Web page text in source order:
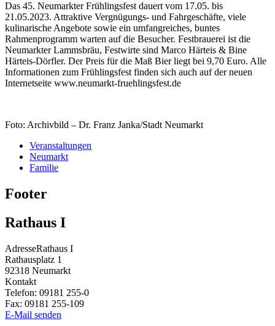
Das 45. Neumarkter Frühlingsfest dauert vom 17.05. bis
21.05.2023. Attraktive Vergnügungs- und Fahrgeschäfte, viele
kulinarische Angebote sowie ein umfangreiches, buntes
Rahmenprogramm warten auf die Besucher. Festbrauerei ist die
Neumarkter Lammsbräu, Festwirte sind Marco Härteis & Bine
Härteis-Dörfler. Der Preis für die Maß Bier liegt bei 9,70 Euro. Alle
Informationen zum Frühlingsfest finden sich auch auf der neuen
Internetseite www.neumarkt-fruehlingsfest.de
Foto: Archivbild – Dr. Franz Janka/Stadt Neumarkt
Veranstaltungen
Neumarkt
Familie
Footer
Rathaus I
AdresseRathaus I
Rathausplatz 1
92318 Neumarkt
Kontakt
Telefon: 09181 255-0
Fax: 09181 255-109
E-Mail senden